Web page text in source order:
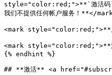
style="color:red;">**`激活码
我们不提供任何帐户服务！**</
<mark style="color:red;">**后
<mark style="color:red;">**注册
{% endhint %}
## **激活** <a